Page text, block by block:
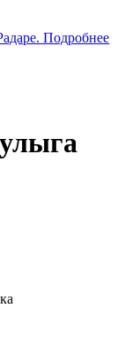
Подробнее